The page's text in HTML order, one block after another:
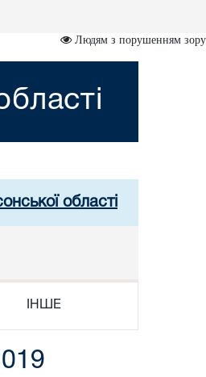
Людям з порушенням зору
області
ІНШЕ